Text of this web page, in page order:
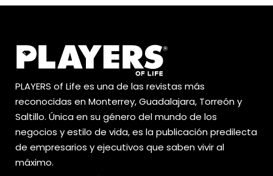
PLAYERS of Life es una de las revistas más
reconocidas en Monterrey, Guadalajara, Torreón y
Saltillo. Única en su género del mundo de los
negocios y estilo de vida, es la publicación predilecta
de empresarios y ejecutivos que saben vivir al
máximo.